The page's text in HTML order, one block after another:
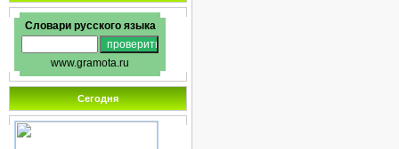
Словари русского языка
www.gramota.ru
Сегодня